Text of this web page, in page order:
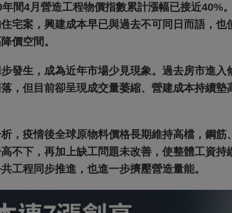
間4月營造工程物價指數累計漲幅已接近40%
宅案，興建成本早已與過去不可同日而語，也
價空間。
發生，成為近年市場少見現象。過去房市進入
，但目前卻呈現成交量萎縮、營建成本持續墊
，疫情後全球原物料價格長期維持高檔，鋼筋
不下，再加上缺工問題未改善，使整體工資持
工程同步推進，也進一步擠壓營造量能。